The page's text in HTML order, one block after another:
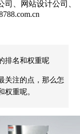
、网站设计公司、
排名和权重呢
关注的点，那么怎
权重呢。